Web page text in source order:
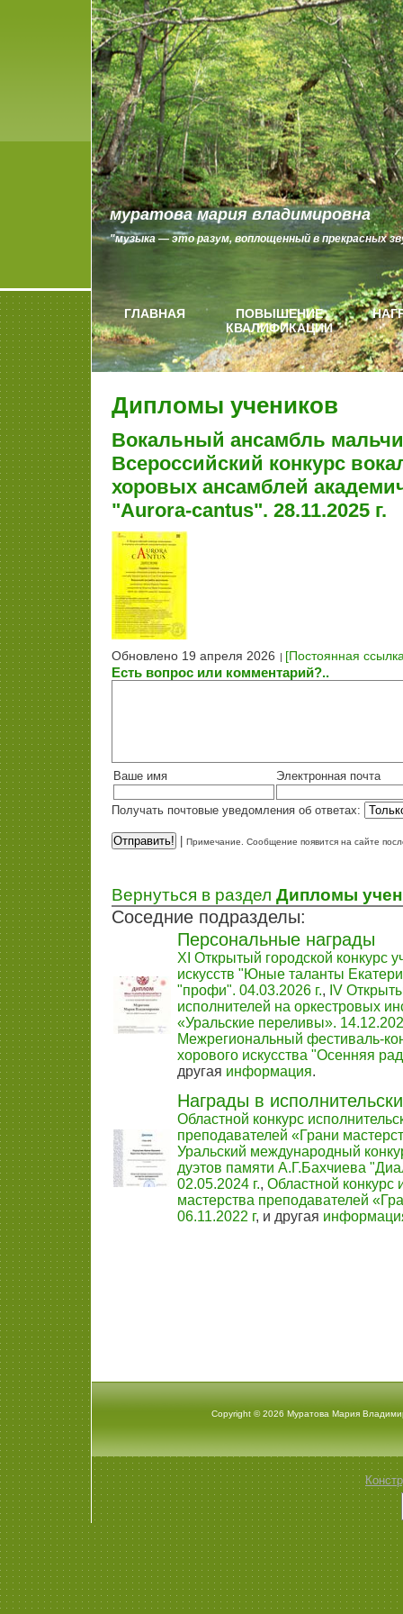
муратова мария владимировна
"музыка — это разум, воплощенный в прекрасных
ГЛАВНАЯ
ПОВЫШЕНИЕ
КВАЛИФИКАЦИИ
Дипломы учеников
Вокальный ансамбль
Всероссийский конкурс
хоровых ансамблей
"Aurora-сantus". 28.11.2025 г.
Обновлено 19 апреля 2026 [Постоянная
Есть вопрос или комментарий?..
Ваше имя Электронная почта
Получать почтовые уведомления об ответах:
Примечание. Сообщение появится на сайте
Вернуться в раздел Дипломы
Соседние подразделы:
Персональные награды
XI Открытый городской конкурс
искусств "Юные таланты
"профи". 04.03.2026 г., IV
исполнителей на оркестровых
«Уральские переливы».
Межрегиональный фестиваль-
хорового искусства "Осенняя
другая информация.
Награды в
Областной конкурс
преподавателей «Грани
Уральский международный
дуэтов памяти А.Г.Бахчиева
02.05.2024 г., Областной конкурс
мастерства преподавателей
06.11.2022 г, и другая
Copyright © 2026 Муратова Мария